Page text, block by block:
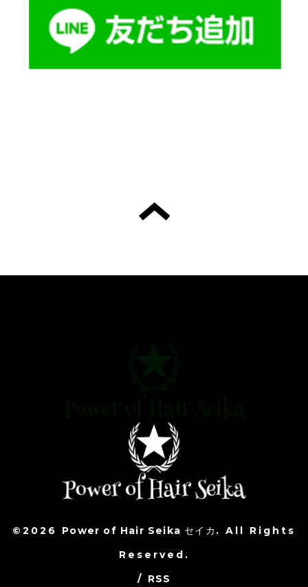
©2026 Power of Hair Seika セイカ . All Rights
Reserved.
/ RSS